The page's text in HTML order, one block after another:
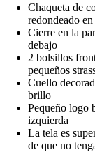
Chaqueta de
redondeado
Cierre en la
debajo
2 bolsillos
pequeños
Cuello
brillo
Pequeño logo
izquierda
La tela es
de que no